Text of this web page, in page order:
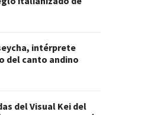
intérprete
del canto andino
del Visual Kei del